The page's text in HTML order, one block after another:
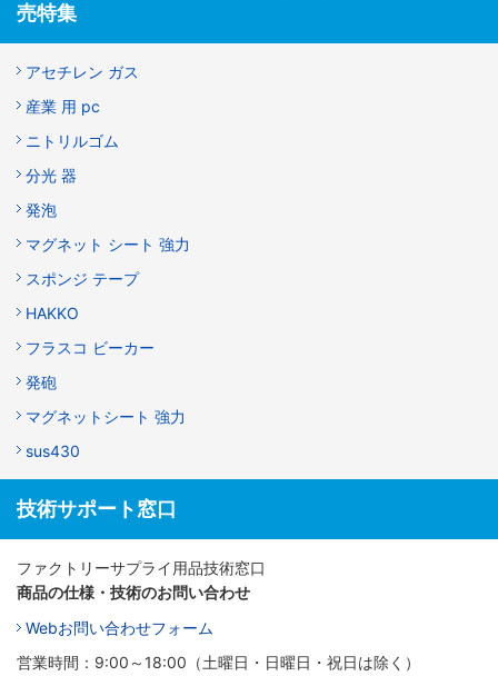
売特集
アセチレン ガス
産業 用 pc
ニトリルゴム
分光 器
発泡
マグネット シート 強力
スポンジ テープ
HAKKO
フラスコ ビーカー
発砲
マグネットシート 強力
sus430
技術サポート窓口
ファクトリーサプライ用品技術窓口
商品の仕様・技術のお問い合わせ
Webお問い合わせフォーム
営業時間：9:00～18:00（土曜日・日曜日・祝日は除く）